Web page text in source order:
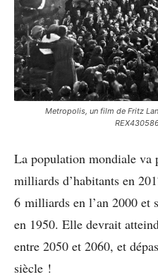
Metropolis, un film de Fritz
La population mondiale va
milliards d’habitants en
6 milliards en l’an 2000 et
en 1950. Elle devrait
entre 2050 et 2060, et
siècle !